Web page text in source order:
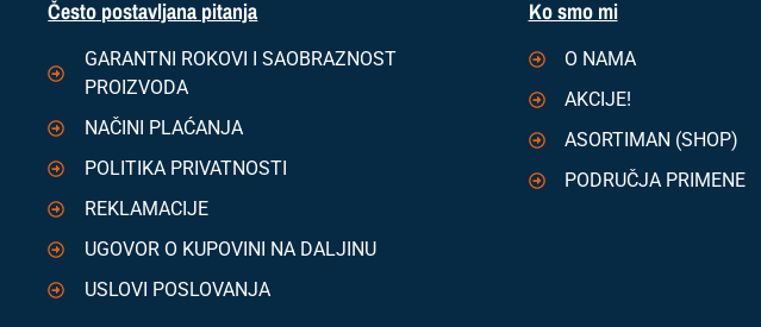
Često postavljana pitanja
GARANTNI ROKOVI I SAOBRAZNOST
PROIZVODA
NAČINI PLAĆANJA
POLITIKA PRIVATNOSTI
REKLAMACIJE
UGOVOR O KUPOVINI NA DALJINU
USLOVI POSLOVANJA
Ko smo mi
O NAMA
AKCIJE!
ASORTIMAN (SHOP)
PODRUČJA PRIMENE